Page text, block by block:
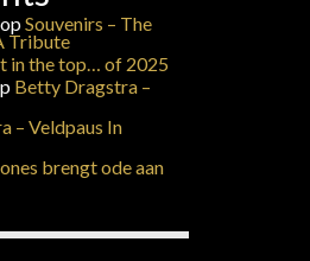
opSouvenirs – The
Tribute
in the top… of 2025
Betty Dragstra –
– Veldpaus In
brengt ode aan